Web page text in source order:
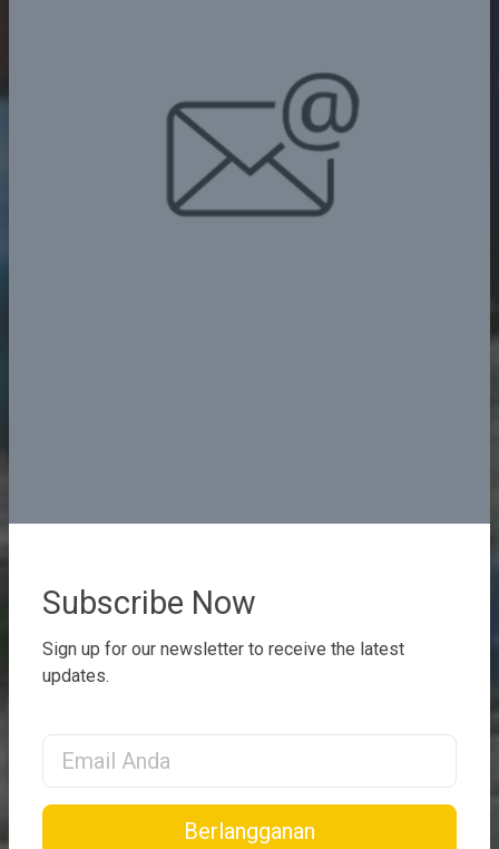
Subscribe Now
Sign up for our newsletter to receive the latest
updates.
Email Address
Berlangganan